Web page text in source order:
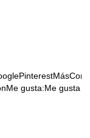
gusta:Me gusta